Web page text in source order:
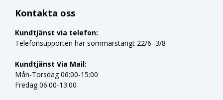
Kontakta oss
Kundtjänst via telefon:
Telefonsupporten har sommarstängt 22/6–3/8
Kundtjänst Via Mail:
Mån-Torsdag 06:00-15:00
Fredag 06:00-13:00